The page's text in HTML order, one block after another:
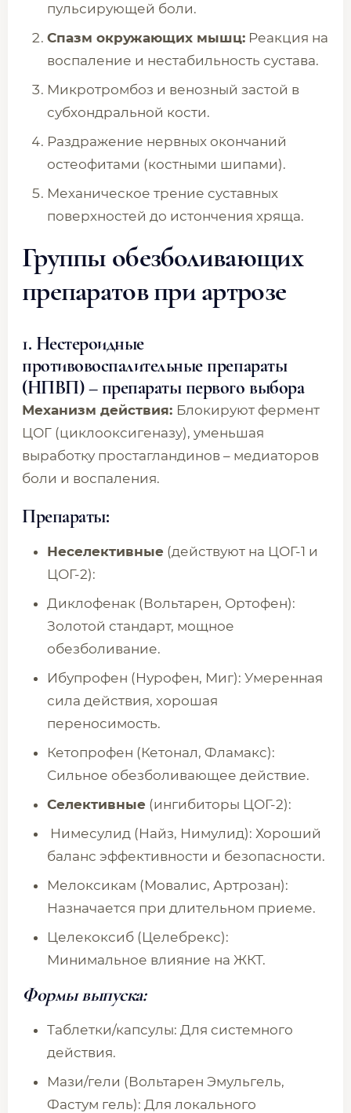
пульсирующей боли.
Спазм окружающих мышц: Реакция на
воспаление и нестабильность сустава.
Микротромбоз и венозный застой в
субхондральной кости.
Раздражение нервных окончаний
остеофитами (костными шипами).
Механическое трение суставных
поверхностей до истончения хряща.
Группы обезболивающих
препаратов при артрозе
1. Нестероидные
противовоспалительные препараты
(НПВП) – препараты первого выбора
Механизм действия: Блокируют фермент
ЦОГ (циклооксигеназу), уменьшая
выработку простагландинов – медиаторов
боли и воспаления.
Препараты:
Неселективные (действуют на ЦОГ-1 и
ЦОГ-2):
Диклофенак (Вольтарен, Ортофен):
Золотой стандарт, мощное
обезболивание.
Ибупрофен (Нурофен, Миг): Умеренная
сила действия, хорошая
переносимость.
Кетопрофен (Кетонал, Фламакс):
Сильное обезболивающее действие.
Селективные (ингибиторы ЦОГ-2):
Нимесулид (Найз, Нимулид): Хороший
баланс эффективности и безопасности.
Мелоксикам (Мовалис, Артрозан):
Назначается при длительном приеме.
Целекоксиб (Целебрекс):
Минимальное влияние на ЖКТ.
Формы выпуска:
Таблетки/капсулы: Для системного
действия.
Мази/гели (Вольтарен Эмульгель,
Фастум гель): Для локального